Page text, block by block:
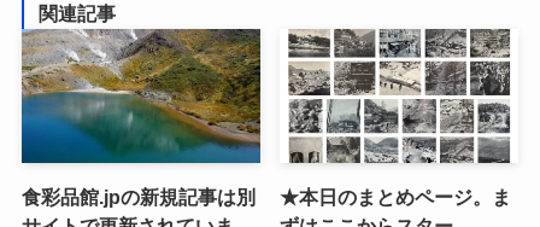
関連記事
食彩品館.jpの新規記事は別
★本日のまとめページ。ま